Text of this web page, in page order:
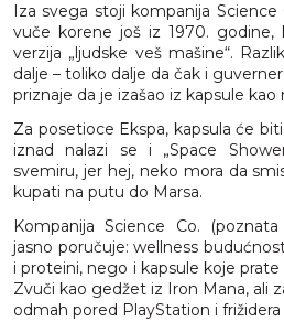
Iza svega stoji kompanija Science
vuče korene još iz 1970. godine,
verzija „ljudske veš mašine“.
dalje – toliko dalje da čak i
priznaje da je izašao iz kapsule kao
Za posetioce Ekspa, kapsula će
iznad nalazi se i „Space
svemiru, jer hej, neko mora da
kupati na putu do Marsa.
Kompanija Science Co.
jasno poručuje: wellness
i proteini, nego i kapsule koje
Zvuči kao gedžet iz Iron Mana, ali
odmah pored PlayStation i